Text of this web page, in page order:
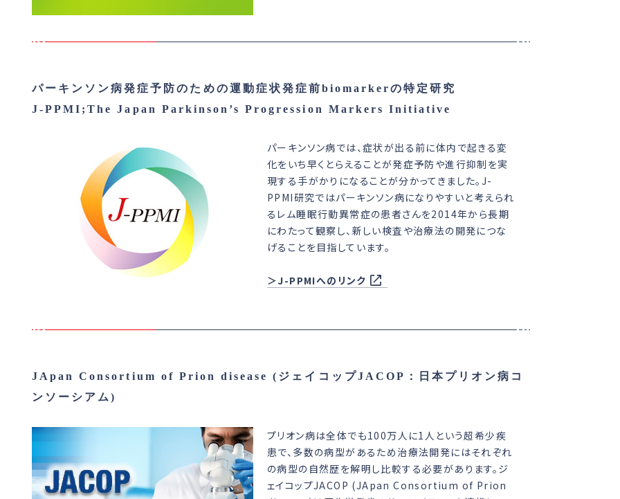
パーキンソン病発症予防のための運動症状発症前biomarkerの特定研究
J-PPMI;The Japan Parkinson’s Progression Markers Initiative
パーキンソン病では、症状が出る前に体内で起きる変
化をいち早くとらえることが発症予防や進行抑制を実
現する手がかりになることが分かってきました。J-
PPMI研究ではパーキンソン病になりやすいと考えられ
るレム睡眠行動異常症の患者さんを2014年から長期
にわたって観察し、新しい検査や治療法の開発につな
げることを目指しています。
＞J-PPMIへのリンク
JApan Consortium of Prion disease (ジェイコップJACOP：日本プリオン病コ
ンソーシアム)
プリオン病は全体でも100万人に1人という超希少疾
患で、多数の病型があるため治療法開発にはそれぞれ
の病型の自然歴を解明し比較する必要があります。ジ
ェイコップJACOP (JApan Consortium of Prion